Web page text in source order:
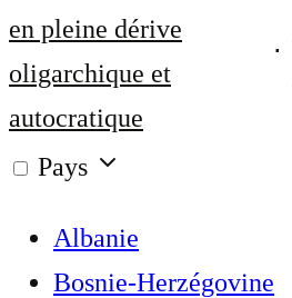
en pleine dérive
oligarchique et
autocratique
Pays
Albanie
Bosnie-Herzégovine